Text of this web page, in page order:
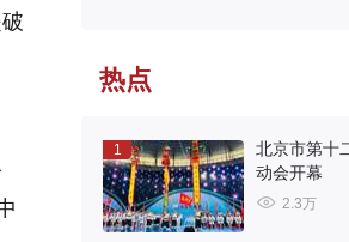
热点
1
北京市第十
动会开幕
2.3万